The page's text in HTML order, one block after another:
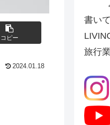
コピー
2024.01.18
書い
旅行